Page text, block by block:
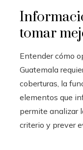
tomar
Entender cómo
Guatemala
coberturas, la
elementos que
permite analizar
criterio y prever